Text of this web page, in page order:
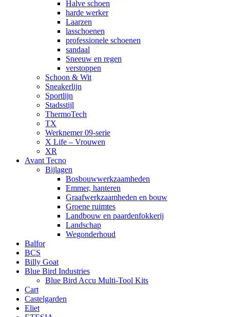
Halve schoen
harde werker
Laarzen
lasschoenen
professionele schoenen
sandaal
Sneeuw en regen
verstoppen
Schoon & Wit
Sneakerlijn
Sportlijn
Stadsstijl
ThermoTech
TX
Werknemer 09-serie
X Life – Vrouwen
XR
Avant Tecno
Bijlagen
Bosbouwwerkzaamheden
Emmer, hanteren
Graafwerkzaamheden en bouw
Groene ruimtes
Landbouw en paardenfokkerij
Landschap
Wegonderhoud
Balfor
BCS
Billy Goat
Blue Bird Industries
Blue Bird Accu Multi-Tool Kits
Cart
Castelgarden
Eliet